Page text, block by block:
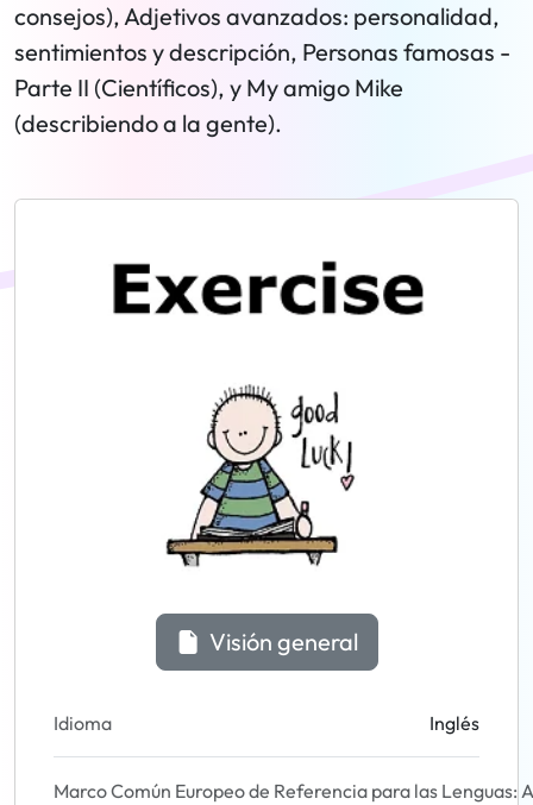
consejos), Adjetivos avanzados: personalidad,
sentimientos y descripción, Personas famosas -
Parte II (Científicos), y My amigo Mike
(describiendo a la gente).
Visión general
Idioma Inglés
Marco Común Europeo de Referencia para las Lenguas: